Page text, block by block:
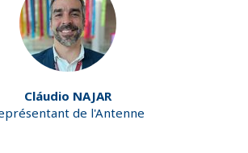
Cláudio NAJAR
de l'Antenne